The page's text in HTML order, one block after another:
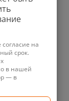
на
срок.
в нашей
— в